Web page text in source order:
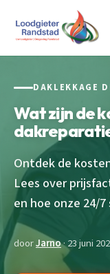
DAKLEKKAGE
Wat zijn de
Ontdek de
Lees over
en hoe onze 24/
doorJarno· 23 juni